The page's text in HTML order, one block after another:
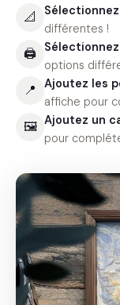
📐
différentes !
🖨
options
📍 Ajoutez les
affiche pour
🖼 Ajoutez un
pour